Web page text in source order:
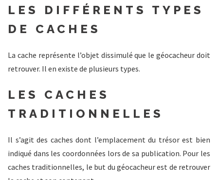
LES DIFFÉRENTS TYPES
DE CACHES
La cache représente l’objet dissimulé que le géocacheur doit
retrouver. Il en existe de plusieurs types.
LES CACHES
TRADITIONNELLES
Il s’agit des caches dont l’emplacement du trésor est bien
indiqué dans les coordonnées lors de sa publication. Pour les
caches traditionnelles, le but du géocacheur est de retrouver